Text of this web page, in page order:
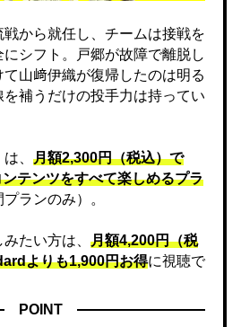
から就任し、チームは接戦を
シフト。戸郷が故障で離脱し
山﨑伊織が復帰したのは明る
補うだけの投手力は持ってい
、 月額2,300円（税込）で
テンツをすべて楽しめるプラ
ランのみ）。
たい方は、 月額4,200円（税
よりも1,900円お得に視聴で
POINT